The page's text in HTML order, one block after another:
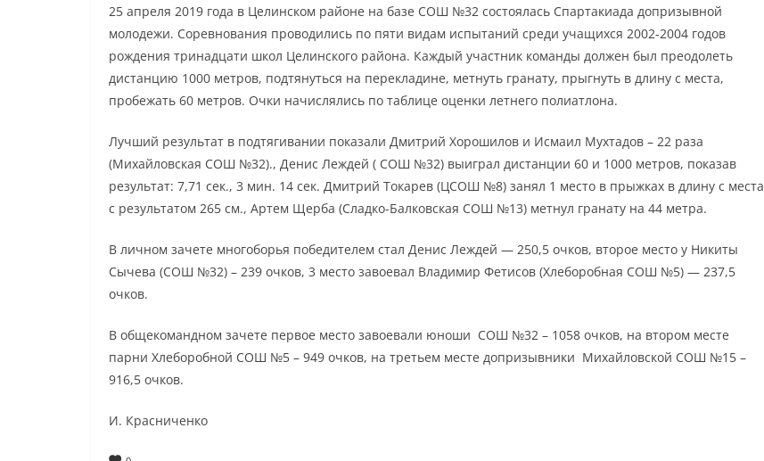
25 апреля 2019 года в Целинском районе на базе СОШ №32 состоялась Спартакиада допризывной
молодежи. Соревнования проводились по пяти видам испытаний среди учащихся 2002-2004 годов
рождения тринадцати школ Целинского района. Каждый участник команды должен был преодолеть
дистанцию 1000 метров, подтянуться на перекладине, метнуть гранату, прыгнуть в длину с места,
пробежать 60 метров. Очки начислялись по таблице оценки летнего полиатлона.
Лучший результат в подтягивании показали Дмитрий Хорошилов и Исмаил Мухтадов – 22 раза
(Михайловская СОШ №32)., Денис Леждей ( СОШ №32) выиграл дистанции 60 и 1000 метров, показав
результат: 7,71 сек., 3 мин. 14 сек. Дмитрий Токарев (ЦСОШ №8) занял 1 место в прыжках в длину с места
с результатом 265 см., Артем Щерба (Сладко-Балковская СОШ №13) метнул гранату на 44 метра.
В личном зачете многоборья победителем стал Денис Леждей — 250,5 очков, второе место у Никиты
Сычева (СОШ №32) – 239 очков, 3 место завоевал Владимир Фетисов (Хлеборобная СОШ №5) — 237,5
очков.
В общекомандном зачете первое место завоевали юноши СОШ №32 – 1058 очков, на втором месте
парни Хлеборобной СОШ №5 – 949 очков, на третьем месте допризывники Михайловской СОШ №15 –
916,5 очков.
И. Красниченко